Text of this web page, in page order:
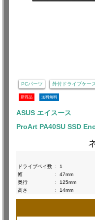
PCパーツ 外付ドライブケース
新商品 送料無料
ASUS エイスース
ProArt PA40SU SSD
ドライブベイ数 :
1
幅
:
47mm
奥行
:
125mm
高さ
: 14mm